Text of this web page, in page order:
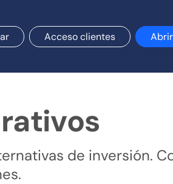
Acceso clientes
de inversión.